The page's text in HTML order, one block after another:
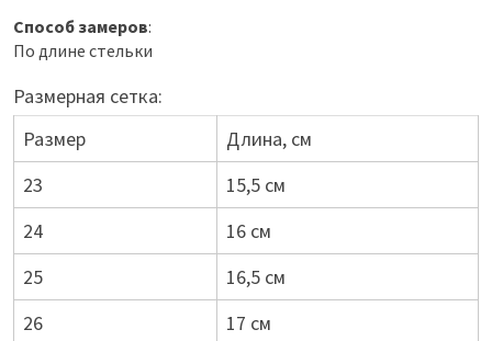
Способ замеров:
По длине стельки
Размерная сетка:
Размер
Длина, см
23
15,5 см
24
16 см
25
16,5 см
26
17 см